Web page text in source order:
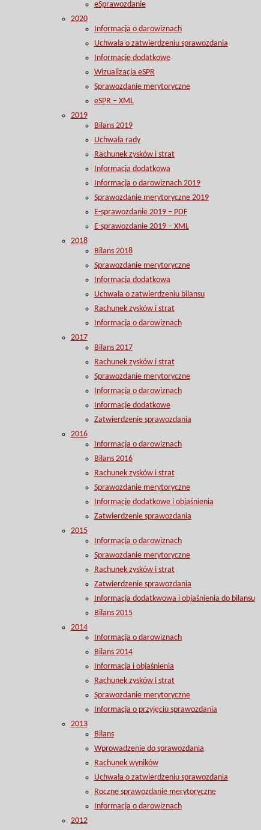
eSprawozdanie
2020
Informacja o darowiznach
Uchwała o zatwierdzeniu sprawozdania
Informacje dodatkowe
Wizualizacja eSPR
Sprawozdanie merytoryczne
eSPR – XML
2019
Bilans 2019
Uchwała rady
Rachunek zysków i strat
Informacja dodatkowa
Informacja o darowiznach 2019
Sprawozdanie merytoryczne 2019
E-sprawozdanie 2019 – PDF
E-sprawozdanie 2019 – XML
2018
Bilans 2018
Sprawozdanie merytoryczne
Informacja dodatkowa
Uchwała o zatwierdzeniu bilansu
Rachunek zysków i strat
Informacja o darowiznach
2017
Bilans 2017
Rachunek zysków i strat
Sprawozdanie merytoryczne
Informacja o darowiznach
Informacje dodatkowe
Zatwierdzenie sprawozdania
2016
Informacja o darowiznach
Bilans 2016
Rachunek zysków i strat
Sprawozdanie merytoryczne
Informacje dodatkowe i objaśnienia
Zatwierdzenie sprawozdania
2015
Informacja o darowiznach
Sprawozdanie merytoryczne
Rachunek zysków i strat
Zatwierdzenie sprawozdania
Informacja dodatkwowa i objaśnienia do bilansu
Bilans 2015
2014
Informacja o darowiznach
Bilans 2014
Informacja i objaśnienia
Rachunek zysków i strat
Sprawozdanie merytoryczne
Informacja o przyjęciu sprawozdania
2013
Bilans
Wprowadzenie do sprawozdania
Rachunek wyników
Uchwała o zatwierdzeniu sprawozdania
Roczne sprawozdanie merytoryczne
Informacja o darowiznach
2012